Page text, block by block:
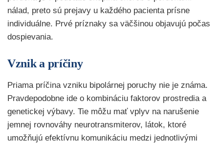
nálad, preto sú prejavy u každého pacienta prísne
individuálne. Prvé príznaky sa väčšinou objavujú počas
dospievania.
Vznik a príčiny
Priama príčina vzniku bipolárnej poruchy nie je známa.
Pravdepodobne ide o kombináciu faktorov prostredia a
genetickej výbavy. Tie môžu mať vplyv na narušenie
jemnej rovnováhy neurotransmiterov, látok, ktoré
umožňujú efektívnu komunikáciu medzi jednotlivými